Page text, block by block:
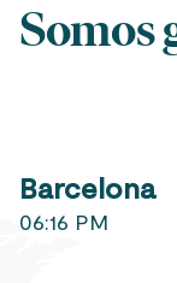
Somos
Barcelona
06:16 PM